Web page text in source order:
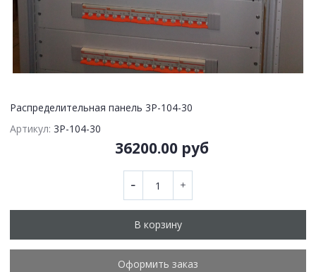
Распределительная панель 3P-104-30
Артикул: 3P-104-30
36200.00 руб
В корзину
Оформить заказ